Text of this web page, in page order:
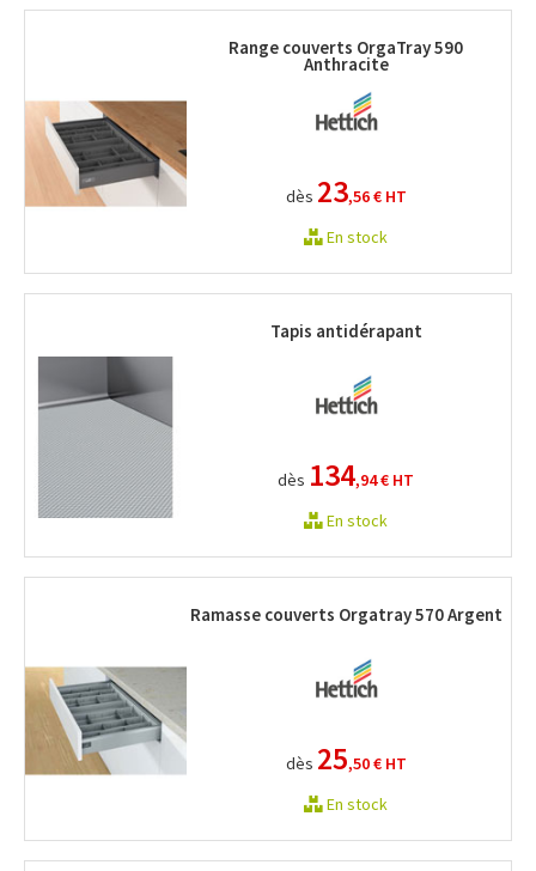
Range couverts OrgaTray 590
Anthracite
dès 23,56 €HT
En stock
Tapis antidérapant
dès 134,94 € HT
En stock
Ramasse couverts Orgatray 570 Argent
dès 25,50 €HT
En stock